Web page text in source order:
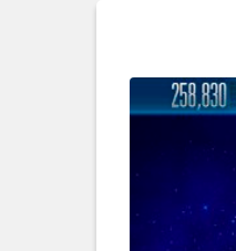
ГОЛОВОЛОМКИ
СТРЕЛЯЛКИ